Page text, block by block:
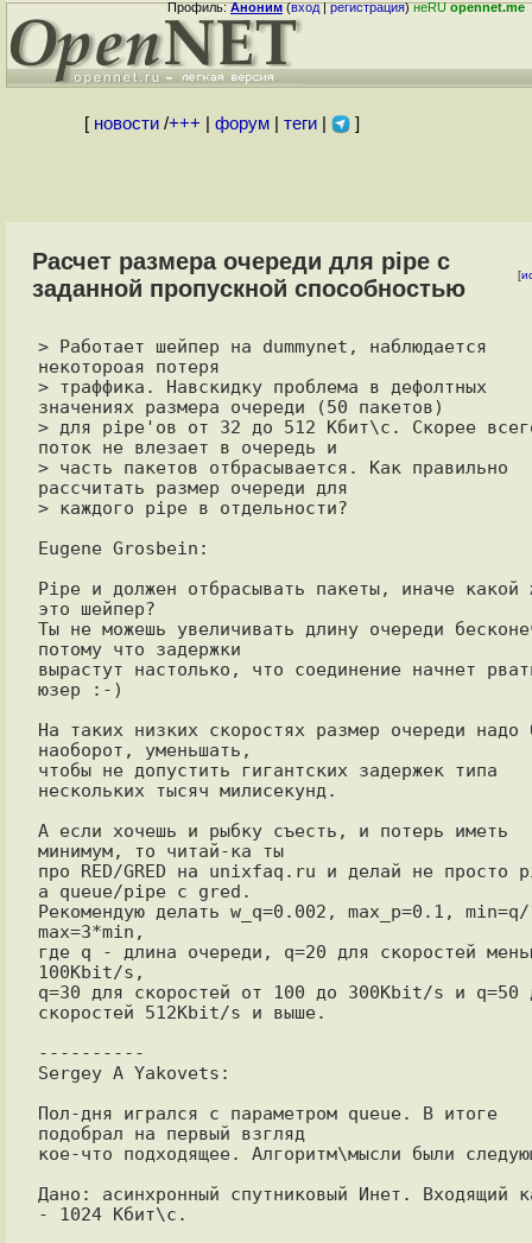
Профиль:Аноним(вход|регистрация)неRUopennet.me
[ новости/+++ форум| теги| ]
Расчет размера очереди для pipe с
заданной пропускной способностью
[
> Работает шейпер на dummynet, наблюдается
некотороая потеря
> траффика. Hавскидку проблема в дефолтных
значениях размера очереди (50 пакетов)
> для pipe'ов от 32 до 512 Кбит\с. Скорее
поток не влезает в очередь и
> часть пакетов отбрасывается. Как правильно
рассчитать размер очереди для
> каждого pipe в отдельности?
Eugene Grosbein:
Pipe и должен отбрасывать пакеты, иначе какой
это шейпер?
Ты не можешь увеличивать длину очереди
потому что задержки
вырастут настолько, что соединение начнет
юзер :-)
Hа таких низких скоростях размер очереди надо
наоборот, уменьшать,
чтобы не допустить гигантских задержек типа
нескольких тысяч милисекунд.
А если хочешь и рыбку съесть, и потерь иметь
минимум, то читай-ка ты
про RED/GRED на unixfaq.ru и делай не просто
а queue/pipe с gred.
Рекомендую делать w_q=0.002, max_p=0.1,
max=3*min,
где q - длина очереди, q=20 для скоростей
100Kbit/s,
q=30 для скоростей от 100 до 300Kbit/s и q=50
скоростей 512Kbit/s и выше.
----------
Sergey A Yakovets:
Пол-дня игрался с параметром queue. В итоге
подобрал на первый взгляд
кое-что подходящее. Алгоритм\мысли были
Дано: асинхронный спутниковый Инет. Входящий
- 1024 Кбит\с.